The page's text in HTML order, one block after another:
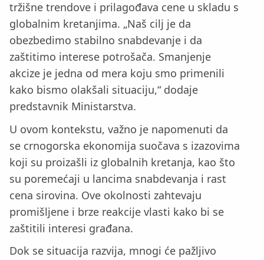
tržišne trendove i prilagođava cene u skladu s
globalnim kretanjima. „Naš cilj je da
obezbedimo stabilno snabdevanje i da
zaštitimo interese potrošača. Smanjenje
akcize je jedna od mera koju smo primenili
kako bismo olakšali situaciju,“ dodaje
predstavnik Ministarstva.
U ovom kontekstu, važno je napomenuti da
se crnogorska ekonomija suočava s izazovima
koji su proizašli iz globalnih kretanja, kao što
su poremećaji u lancima snabdevanja i rast
cena sirovina. Ove okolnosti zahtevaju
promišljene i brze reakcije vlasti kako bi se
zaštitili interesi građana.
Dok se situacija razvija, mnogi će pažljivo